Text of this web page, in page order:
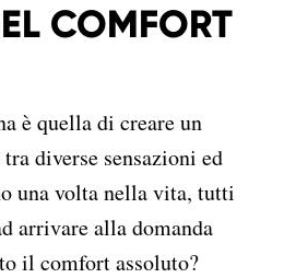
COMFORT
è quella di creare un
diverse sensazioni ed
una volta nella vita, tutti
arrivare alla domanda
il comfort assoluto?